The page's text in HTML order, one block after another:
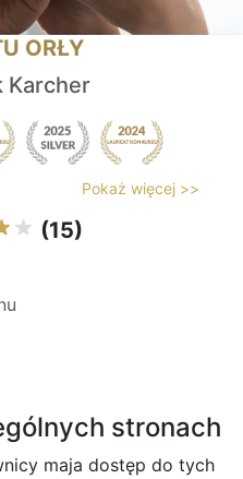
ORŁY
Karcher
Pokaż więcej >>
(15)
stronach
maja dostęp do tych